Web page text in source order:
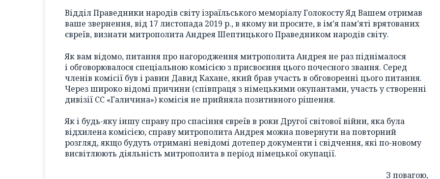
Відділ Праведники народів світу ізраїльського меморіалу Голокосту Яд Вашем отримав
ваше звернення, від 17 листопада 2019 р., в якому ви просите, в ім’я пам’яті врятованих
євреїв, визнати митрополита Андрея Шептицького Праведником народів світу.
Як вам відомо, питання про нагородження митрополита Андрея не раз піднімалося
і обговорювалося спеціальною комісією з присвоєння цього почесного звання. Серед
членів комісії був і равин Давид Кахане, який брав участь в обговоренні цього питання.
Через широко відомі причини (співпраця з німецькими окупантами, участь у створенні
дивізії СС «Галичина») комісія не прийняла позитивного рішення.
Як і будь-яку іншу справу про спасіння євреїв в роки Другої світової війни, яка була
відхилена комісією, справу митрополита Андрея можна повернути на повторний
розгляд, якщо будуть отримані невідомі дотепер документи і свідчення, які по-новому
висвітлюють діяльність митрополита в період німецької окупації.
З повагою,